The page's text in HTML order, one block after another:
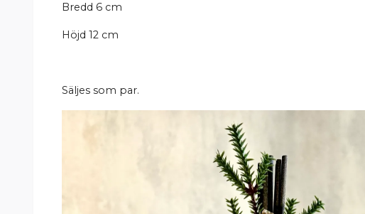
Bredd 6 cm
Höjd 12 cm
Säljes som par.